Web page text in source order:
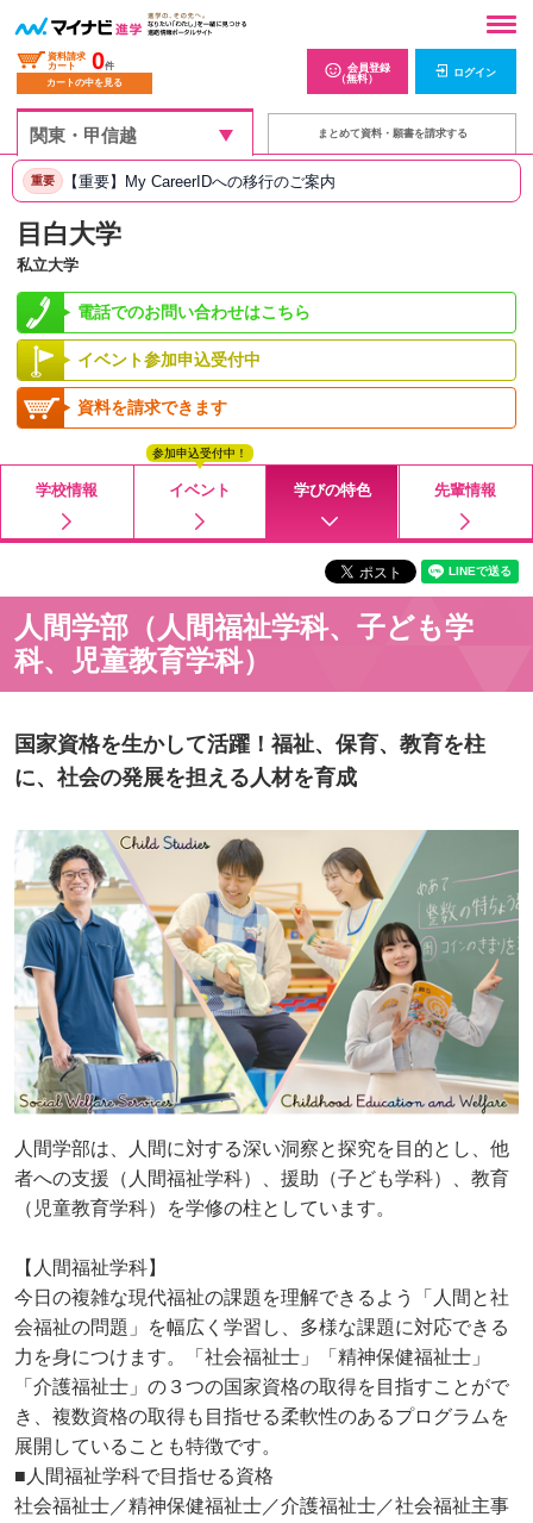
資料請求
カート
0件
カートの中を見る
会員登録
（無料）
ログイン
まとめて資料・願書を請求する
重要 【重要】My CareerIDへの移行のご案内
目白大学
私立大学
電話でのお問い合わせはこちら
イベント参加申込受付中
資料を請求できます
学校情報 イベント
参加申込受付中！
学びの特色 先輩情報
人間学部（人間福祉学科、子ども学
科、児童教育学科）
国家資格を生かして活躍！福祉、保育、教育を柱
に、社会の発展を担える人材を育成
人間学部は、人間に対する深い洞察と探究を目的とし、他
者への支援（人間福祉学科）、援助（子ども学科）、教育
（児童教育学科）を学修の柱としています。
【人間福祉学科】
今日の複雑な現代福祉の課題を理解できるよう「人間と社
会福祉の問題」を幅広く学習し、多様な課題に対応できる
力を身につけます。「社会福祉士」「精神保健福祉士」
「介護福祉士」の３つの国家資格の取得を目指すことがで
き、複数資格の取得も目指せる柔軟性のあるプログラムを
展開していることも特徴です。
■人間福祉学科で目指せる資格
社会福祉士／精神保健福祉士／介護福祉士／社会福祉主事